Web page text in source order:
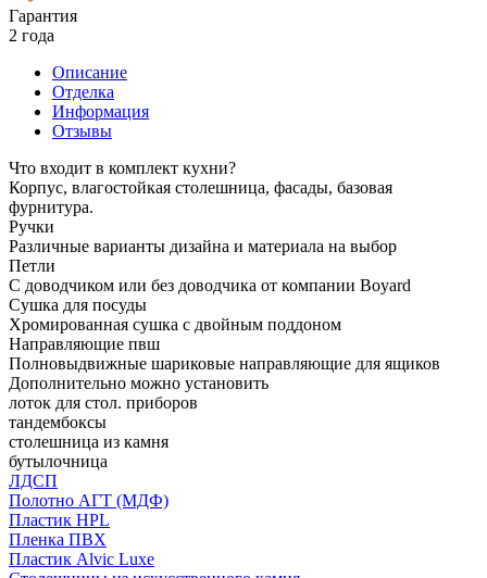
Гарантия
2 года
Описание
Отделка
Информация
Отзывы
Что входит в комплект кухни?
Корпус, влагостойкая столешница, фасады, базовая
фурнитура.
Ручки
Различные варианты дизайна и материала на выбор
Петли
С доводчиком или без доводчика от компании Boyard
Сушка для посуды
Хромированная сушка с двойным поддоном
Направляющие пвш
Полновыдвижные шариковые направляющие для ящиков
Дополнительно можно установить
лоток для стол. приборов
тандембоксы
столешница из камня
бутылочница
ЛДСП
Полотно АГТ (МДФ)
Пластик HPL
Пленка ПВХ
Пластик Alvic Luxe